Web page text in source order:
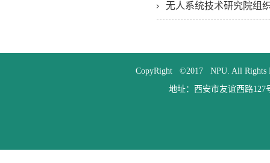
无人系统技术研究院组
CopyRight ©2017 NPU. All Rights
地址：西安市友谊西路